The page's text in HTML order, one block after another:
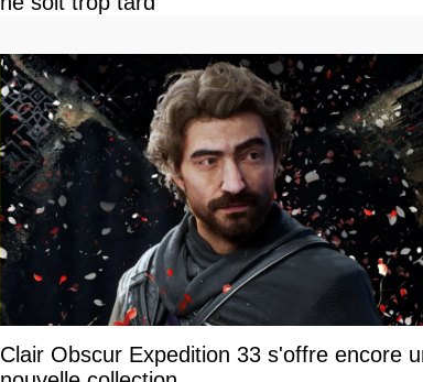
Clair Obscur Expedition 33 s'offre encore